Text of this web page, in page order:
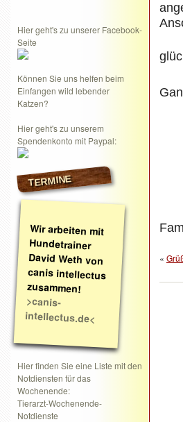
Hier geht's zu unserer Facebook-
Seite
Können Sie uns helfen beim
Einfangen wild lebender
Katzen?
Hier geht's zu unserem
Spendenkonto mit Paypal:
TERMINE
Wir arbeiten mit
Hundetrainer
David Weth von
canis intellectus
zusammen!
>canis-
intellectus.de<
Hier finden Sie eine Liste mit den
Notdiensten für das
Wochenende:
Tierarzt-Wochenende-
Notdienste
«